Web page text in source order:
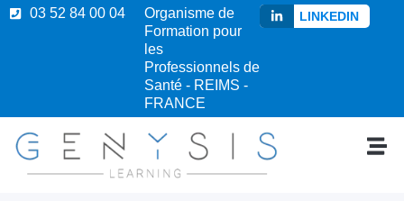
03 52 84 00 04
Organisme de
Formation pour
les
Professionnels de
Santé - REIMS -
FRANCE
LINKEDIN